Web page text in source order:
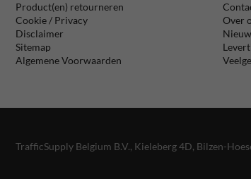
Product(en) retourneren
Cookie / Privacy
Disclaimer
Sitemap
Algemene Voorwaarden
Over
TrafficSupply Belgium B.V., Kieleberg 4D, Bilzen-